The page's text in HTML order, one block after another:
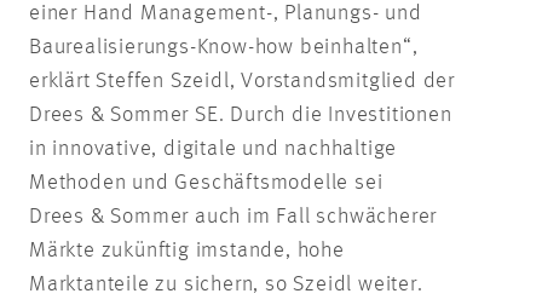
einer Hand Management-, Planungs- und
Baurealisierungs-Know-how beinhalten“,
erklärt Steffen Szeidl, Vorstandsmitglied der
Drees & Sommer SE. Durch die Investitionen
in innovative, digitale und nachhaltige
Methoden und Geschäftsmodelle sei
Drees & Sommer auch im Fall schwächerer
Märkte zukünftig imstande, hohe
Marktanteile zu sichern, so Szeidl weiter.